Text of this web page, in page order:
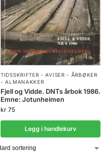
TIDSSKRIFTER - AVISER - ÅRBØKER
- ALMANAKKER
Fjell og Vidde. DNTs årbok 1986.
Emne: Jotunheimen
kr 75
Legg i handlekurv